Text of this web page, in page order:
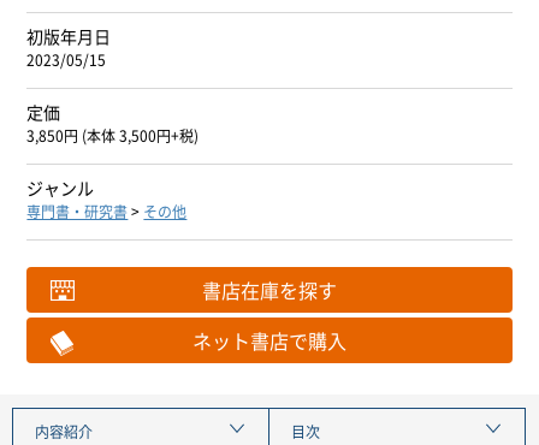
初版年月日
2023/05/15
定価
3,850円 (本体 3,500円+税)
ジャンル
専門書・研究書> その他
書店在庫を探す
ネット書店で購入
内容紹介
目次